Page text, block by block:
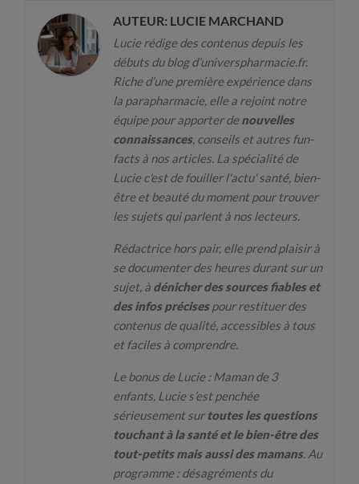
AUTEUR: LUCIE MARCHAND
Lucie rédige des contenus depuis les
débuts du blog d’universpharmacie.fr.
Riche d’une première expérience dans
la parapharmacie, elle a rejoint notre
équipe pour apporter denouvelles
connaissances, conseils et autres fun-
facts à nos articles. La spécialité de
Lucie c'est de fouiller l'actu' santé, bien-
être et beauté du moment pour trouver
les sujets qui parlent à nos lecteurs.
Rédactrice hors pair, elle prend plaisir à
se documenter des heures durant sur un
sujet, à dénicher des sources fiables et
des infos précisespour restituer des
contenus de qualité, accessibles à tous
et faciles à comprendre.
Le bonus de Lucie : Maman de 3
enfants, Lucie s’est penchée
sérieusement sur toutes les questions
touchant à la santé et le bien-être des
tout-petits mais aussi des mamans. Au
programme : désagréments du